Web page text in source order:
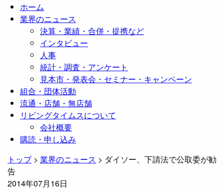
ホーム
業界のニュース
決算・業績・合併・提携など
インタビュー
人事
統計・調査・アンケート
見本市・発表会・セミナー・キャンペーン
組合・団体活動
流通・店舗・無店舗
リビングタイムスについて
会社概要
購読・申し込み
トップ> 業界のニュース > ダイソー、下請法で公取委が勧
告
2014年07月16日